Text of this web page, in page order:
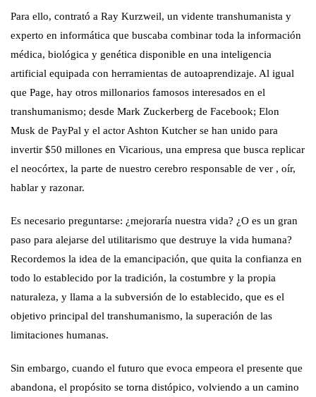
Para ello, contrató a Ray Kurzweil, un vidente transhumanista y
experto en informática que buscaba combinar toda la información
médica, biológica y genética disponible en una inteligencia
artificial equipada con herramientas de autoaprendizaje. Al igual
que Page, hay otros millonarios famosos interesados ​​en el
transhumanismo; desde Mark Zuckerberg de Facebook; Elon
Musk de PayPal y el actor Ashton Kutcher se han unido para
invertir $50 millones en Vicarious, una empresa que busca replicar
el neocórtex, la parte de nuestro cerebro responsable de ver , oír,
hablar y razonar.
Es necesario preguntarse: ¿mejoraría nuestra vida? ¿O es un gran
paso para alejarse del utilitarismo que destruye la vida humana?
Recordemos la idea de la emancipación, que quita la confianza en
todo lo establecido por la tradición, la costumbre y la propia
naturaleza, y llama a la subversión de lo establecido, que es el
objetivo principal del transhumanismo, la superación de las
limitaciones humanas.
Sin embargo, cuando el futuro que evoca empeora el presente que
abandona, el propósito se torna distópico, volviendo a un camino